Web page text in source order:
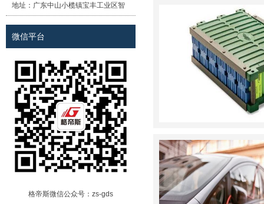
地址： 广东中山小榄镇宝丰工业区智
诚路8号
微信平台
格帝斯微信公众号：zs-gds